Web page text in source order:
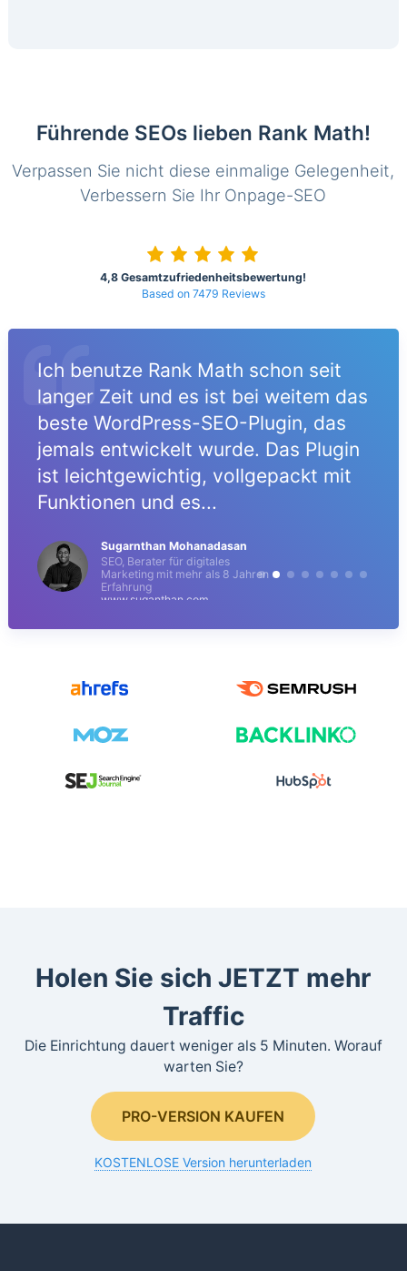
Führende SEOs lieben Rank Math!
Verpassen Sie nicht diese einmalige Gelegenheit,
Verbessern Sie Ihr Onpage-SEO
4,8 Gesamtzufriedenheitsbewertung!
Based on 7479 Reviews
Ich benutze Rank Math schon seit
langer Zeit und es ist bei weitem das
beste WordPress-SEO-Plugin, das
jemals entwickelt wurde. Das Plugin
ist leichtgewichtig, vollgepackt mit
Funktionen und es...
Sugarnthan Mohanadasan
SEO, Berater für digitales
Marketing mit mehr als 8 Jahren
Erfahrung
www.suganthan.com
Holen Sie sich JETZT mehr
Traffic
Die Einrichtung dauert weniger als 5 Minuten. Worauf
warten Sie?
PRO-VERSION KAUFEN
KOSTENLOSE Version herunterladen